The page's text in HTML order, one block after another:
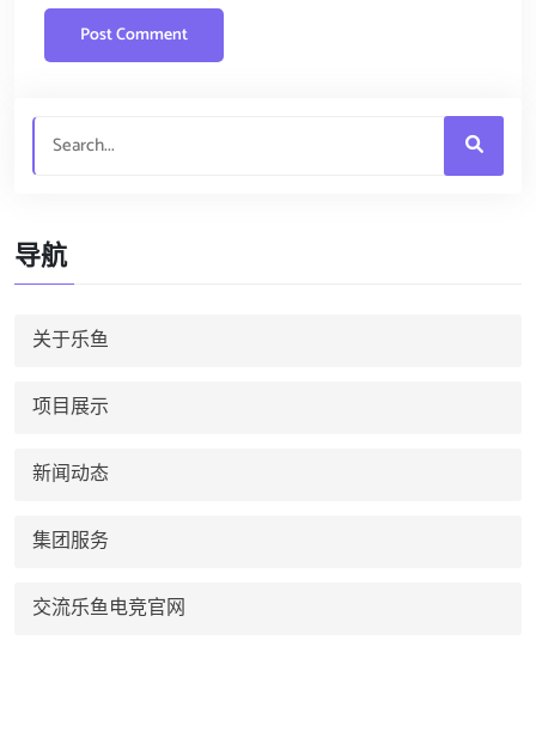
导航
关于乐鱼
项目展示
新闻动态
集团服务
交流乐鱼电竞官网